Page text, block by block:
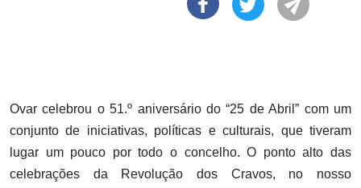
Ovar celebrou o 51.º aniversário do “25 de Abril” com um
conjunto de iniciativas, políticas e culturais, que tiveram
lugar um pouco por todo o concelho. O ponto alto das
celebrações da Revolução dos Cravos, no nosso